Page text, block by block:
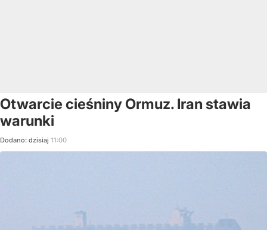
Otwarcie cieśniny Ormuz. Iran stawia
warunki
Dodano: dzisiaj 11:00